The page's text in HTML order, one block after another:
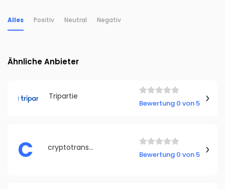
Alles Positiv Neutral Negativ
Ähnliche Anbieter
Tripartie
Bewertung 0 von 5
C cryptotransfer.eu
Bewertung 0 von 5